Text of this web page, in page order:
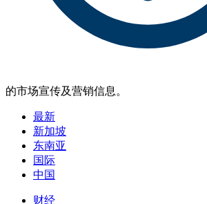
的市场宣传及营销信息。
最新
新加坡
东南亚
国际
中国
财经